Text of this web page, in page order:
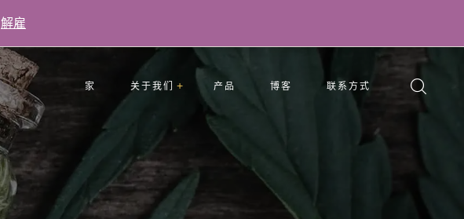
家 关于我们
感言
画廊
产品 博客 联系方式
解雇